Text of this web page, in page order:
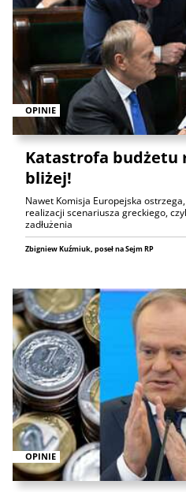
OPINIE
Katastrofa budżetu
bliżej!
Nawet Komisja Europejska
realizacji scenariusza greckiego,
zadłużenia
Zbigniew Kuźmiuk, poseł na Sejm RP
OPINIE